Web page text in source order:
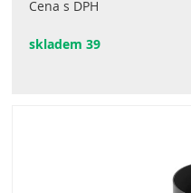
Cena s DPH
skladem 39